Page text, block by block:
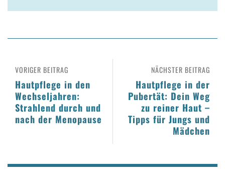
NÄCHSTER BEITRAG
Hautpflege in der
Pubertät: Dein Weg
zu reiner Haut –
Tipps für Jungs und
Mädchen
VORIGER BEITRAG
Hautpflege in den
Wechseljahren:
Strahlend durch und
nach der Menopause